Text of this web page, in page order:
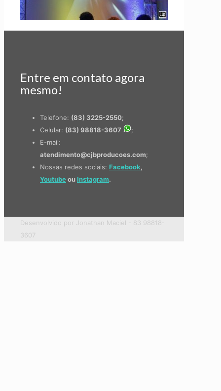
Entre em contato agora
mesmo!
Telefone: (83) 3225-2550;
Celular: (83) 98818-3607
;
E-mail:
atendimento@cjbproducoes.com;
Nossas redes sociais: Facebook,
Youtubeou Instagram.
Desenvolvido por Jonathan Maciel - 83 98818-
3607